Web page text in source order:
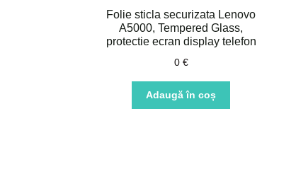
Folie sticla securizata Lenovo
A5000, Tempered Glass,
protectie ecran display telefon
0 €
Adaugă în coș